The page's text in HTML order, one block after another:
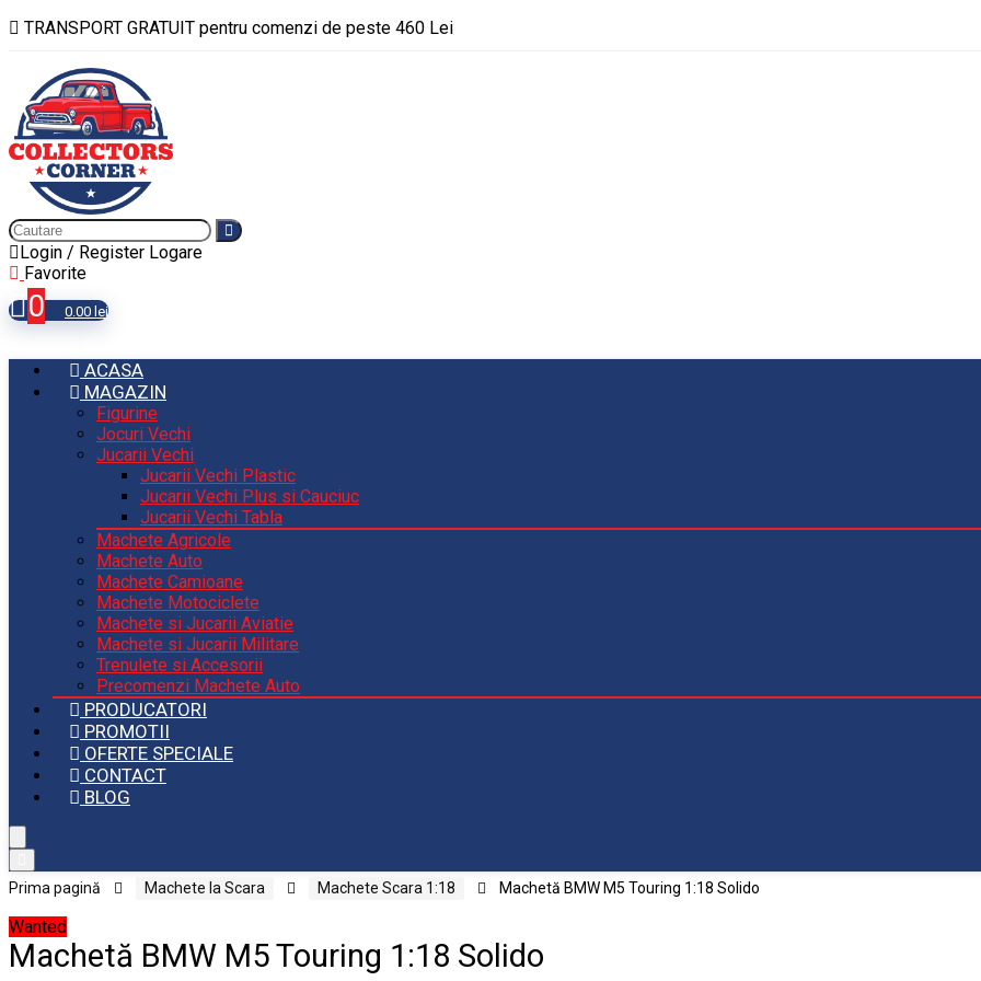
TRANSPORT GRATUIT pentru comenzi de peste 460 Lei
Login / Register Logare
Favorite
0 0.00 lei
ACASA
MAGAZIN
Figurine
Jocuri Vechi
Jucarii Vechi
Jucarii Vechi Plastic
Jucarii Vechi Plus si Cauciuc
Jucarii Vechi Tabla
Machete Agricole
Machete Auto
Machete Camioane
Machete Motociclete
Machete si Jucarii Aviatie
Machete si Jucarii Militare
Trenulete si Accesorii
Precomenzi Machete Auto
PRODUCATORI
PROMOTII
OFERTE SPECIALE
CONTACT
BLOG
Prima pagină Machete la Scara Machete Scara 1:18 Machetă BMW M5 Touring 1:18 Solido
Wanted
Machetă BMW M5 Touring 1:18 Solido